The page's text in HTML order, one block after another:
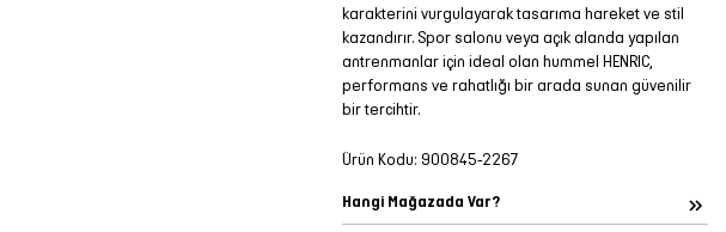
karakterini vurgulayarak tasarıma hareket ve stil
kazandırır. Spor salonu veya açık alanda yapılan
antrenmanlar için ideal olan hummel HENRIC,
performans ve rahatlığı bir arada sunan güvenilir
bir tercihtir.
Ürün Kodu: 900845-2267
Hangi Mağazada Var?